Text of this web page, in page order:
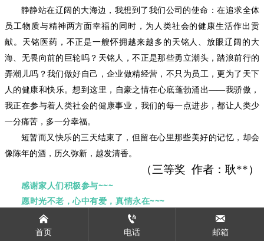
静静站在辽阔的大海边，我想到了我们公司的使命：在追求全体
员工物质与精神两方面幸福的同时，为人类社会的健康生活作出贡
献。天铭医药，不正是一艘怀拥越来越多的天铭人、放眼辽阔的大
海、无畏向前的巨轮吗？天铭人，不正是那些勇立潮头，踏浪前行的
弄潮儿吗？我们做好自己，企业做精经营，不只为员工，更为了天下
人的健康和快乐。想到这里，自豪之情在心底蓬勃涌出——我骄傲，
我正在参与着人类社会的健康事业，我们的每一点进步，都让人类少
一分痛苦，多一分幸福。
短暂而又快乐的三天结束了，但留在心里那些美好的记忆，却会
像陈年的酒，历久弥新，越发清香。
（三等奖 作者： 耿**）
感谢家人们积极参与~~~
愿时光不老，心中有爱，真情永在~~~
上一篇：【六日评新药】热门靶点的出路都是医美？米诺地尔不

首页

电话

邮箱